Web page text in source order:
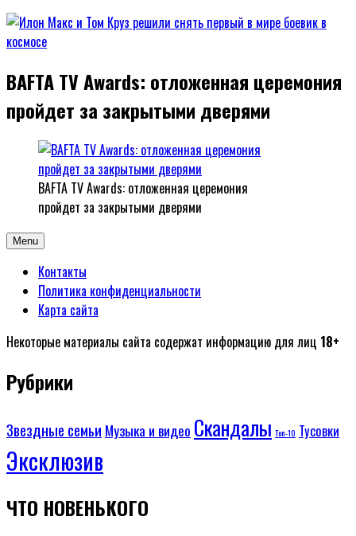
BAFTA TV Awards: отложенная церемония
пройдет за закрытыми дверями
BAFTA TV Awards: отложенная церемония
пройдет за закрытыми дверями
Menu
Контакты
Политика конфиденциальности
Карта сайта
Некоторые материалы сайта содержат информацию для лиц 18+
Рубрики
Звездные семьи Музыка и видео Скандалы Топ-10 Тусовки
Эксклюзив
ЧТО НОВЕНЬКОГО